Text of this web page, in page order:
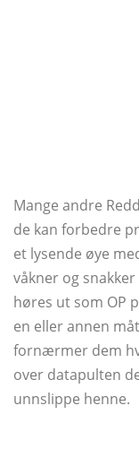
Mange andre
de kan forbedre
et lysende øye
våkner og
høres ut som OP
en eller annen
fornærmer dem
over datapulten
unnslippe henne.